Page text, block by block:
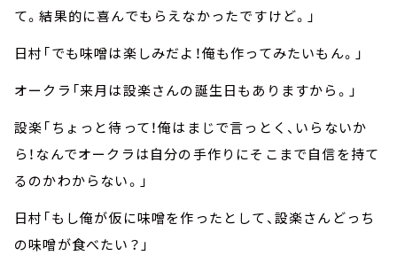
て。結果的に喜んでもらえなかったですけど。」
日村「でも味噌は楽しみだよ！俺も作ってみたいもん。」
オークラ「来月は設楽さんの誕生日もありますから。」
設楽「ちょっと待って！俺はまじで言っとく、いらないか
ら！なんでオークラは自分の手作りにそこまで自信を持て
るのかわからない。」
日村「もし俺が仮に味噌を作ったとして、設楽さんどっち
の味噌が食べたい？」